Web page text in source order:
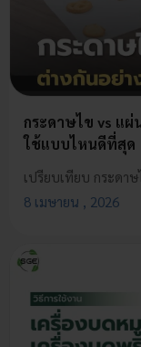
กระดาษไข vs แผ่
ใช้แบบไหนดีที่สุด
8 เมษายน , 2026